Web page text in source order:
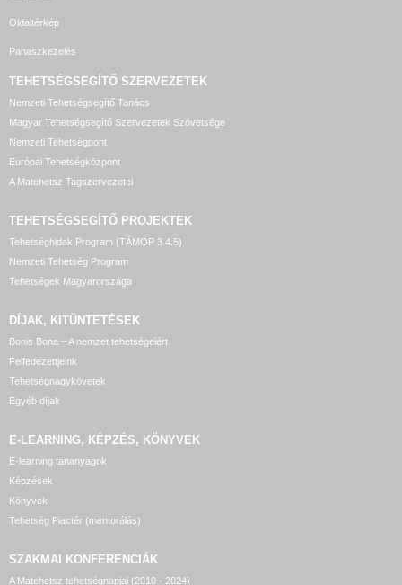
Oldaltérkép
Panaszkezelés
TEHETSÉGSEGÍTŐ SZERVEZETEK
Nemzeti Tehetségsegítő Tanács
Magyar Tehetségsegítő Szervezetek Szövetsége
Nemzeti Tehetségpont
Európai Tehetségközpont
A Matehetsz Tagszervezetei
TEHETSÉGSEGÍTŐ PROJEKTEK
Tehetséghidak Program (TÁMOP 3.4.5)
Nemzeti Tehetség Program
Tehetségek Magyarországa
DÍJAK, KITÜNTETÉSEK
Bonis Bona – A nemzet tehetségeiért
Felfedezettjeink
Tehetségnagykövetek
Egyéb díjak
E-LEARNING, KÉPZÉS, KÖNYVEK
E-learning tananyagok
Képzések
Könyvek
Tehetség Piactér (mentorálás)
SZAKMAI KONFERENCIÁK
A Matehetsz tehetségnapjai (2010 - 2024)